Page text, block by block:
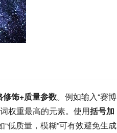
饰+质量参数。例如输入“赛博
权重最高的元素。使用括号加
低质量，模糊”可有效避免生成